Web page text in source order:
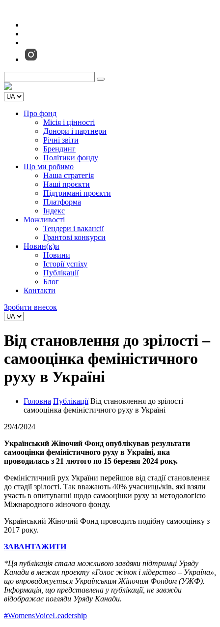
Про фонд
Місія і цінності
Донори і партнери
Річні звіти
Брендинг
Політики фонду
Що ми робимо
Наша стратегія
Наші проєкти
Підтримані проєкти
Платформа
Індекс
Можливості
Тендери і вакансії
Грантові конкурси
Новин(к)и
Новини
Історії успіху
Публікації
Блог
Контакти
Зробити внесок
Від становлення до зрілості –
самооцінка феміністичного
руху в Україні
Головна Публікації Від становлення до зрілості –
самооцінка феміністичного руху в Україні
29/4/2024
Український Жіночий Фонд опублікував результати
самооцінки феміністичного руху в Україні, яка
проводилась з 21 лютого по 15 березня 2024 року.
Феміністичний рух України перейшов від стадії становлення
до стадії зрілості. Так вважають 40% учасниць/ків, які взяли
участь в опитуванні щодо самооцінки руху за методологією
Міжнародного жіночого фонду.
Український Жіночий Фонд проводить подібну самооцінку з
2017 року.
ЗАВАНТАЖИТИ
*Ця публікація стала можливою завдяки підтримці Уряду
Канади в межах проєкту «Голос жінок і лідерство – Україна»,
що впроваджується Українським Жіночим Фондом (УЖФ).
Інформація, що представлена у публікації, не завжди
відображає погляди Уряду Канади.
#WomensVoiceLeadership